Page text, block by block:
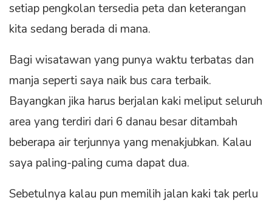
setiap pengkolan tersedia peta dan keterangan
kita sedang berada di mana.
Bagi wisatawan yang punya waktu terbatas dan
manja seperti saya naik bus cara terbaik.
Bayangkan jika harus berjalan kaki meliput seluruh
area yang terdiri dari 6 danau besar ditambah
beberapa air terjunnya yang menakjubkan. Kalau
saya paling-paling cuma dapat dua.
Sebetulnya kalau pun memilih jalan kaki tak perlu